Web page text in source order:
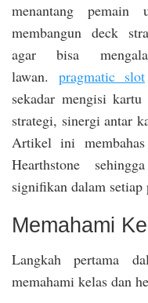
menantang pemain
membangun deck
agar bisa
lawan. pragmatic slot
sekadar mengisi
strategi, sinergi antar
Artikel ini
Hearthstone
signifikan dalam setiap
Memahami
Langkah pertama
memahami kelas dan